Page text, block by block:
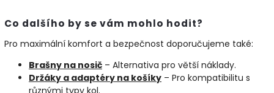
Co dalšího by se vám mohlo hodit?
Pro maximální komfort a bezpečnost doporučujeme také:
Brašny na nosič – Alternativa pro větší náklady.
Držáky a adaptéry na košíky – Pro kompatibilitu s
různými typy kol.